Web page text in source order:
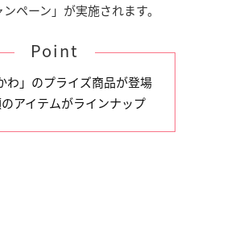
ペーン」が実施されます。
Point
わ」のプライズ商品が登場
アイテムがラインナップ